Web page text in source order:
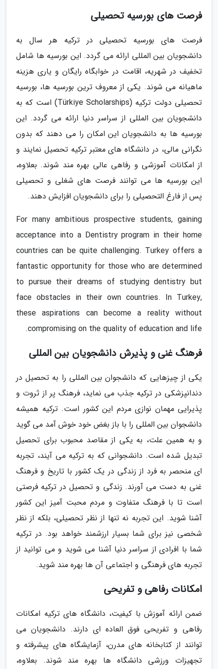
فرصت های بورسیه تحصیلی
فرصت های بورسیه تحصیلی در ترکیه هر سال به
دانشجویان بین المللی ارائه می گردد. این بورسیه ها شامل
تخفیف در شهریه، اقامت در خوابگاه رایگان و یاری هزینه
ماهیانه می شوند. یکی از معروف ترین بورسیه ها، بورسیه
تحصیلی دولت ترکیه (Türkiye Scholarships) است که به
دانشجویان بین المللی از سراسر دنیا ارائه می گردد. این
بورسیه ها به دانشجویان این امکان را می دهند که بدون
نگرانی مالی، در دانشگاه های معتبر ترکیه تحصیل نمایند و
از امکانات آموزشی و رفاهی عالی بهره مند شوند. بعلاوه،
این بورسیه ها می توانند فرصت های شغلی و تحصیلی
پس از فارغ التحصیلی را برای دانشجویان افزایش دهند.
For many ambitious prospective students, gaining
acceptance into a Dentistry program in their home
countries can be quite challenging. Turkey offers a
fantastic opportunity for those who are determined
to pursue their dreams of studying dentistry but
face obstacles in their own countries. In Turkey,
these aspirations can become a reality without
compromising on the quality of education and life.
فرهنگ غنی و پذیرش دانشجویان بین المللی
یکی از چیزهایی که دانشجوان بین المللی را به تحصیل در
دندانپزشکی در ترکیه جذب می نماید، فرهنگ پر از ثروت و
پذیرایی مهمان نوازی مردم این کشور است. ترکیه همیشه
دانشجوان بین المللی را با باز بغض خود خوش آمد می گوید
و به همین علت، به یکی از مقاصد محبوب برای تحصیل
تبدیل شده است. دانشجوانی که به ترکیه می آیند، تجربه
ای منحصر به فرد از زندگی در یک کشور با تاریخ و فرهنگ
غنی به دست می آورند. زندگی و تحصیل در ترکیه فرصتی
است تا با فرهنگ متفاوت و مردم محبت آمیز این کشور
آشنا شوید. این تجربه نه تنها از نظر تحصیلی، بلکه از نظر
شخصی نیز برای شما بسیار ارزشمند خواهد بود. در ترکیه
شما با افرادی از سراسر دنیا آشنا می شوید و می توانید از
تجربه های فرهنگی و اجتماعی آن ها بهره مند شوید.
امکانات رفاهی و تفریحی
ضمن ارائه آموزش با کیفیت، دانشگاه های ترکیه امکانات
رفاهی و تفریحی فوق العاده ای دارند. دانشجویان می
توانند از کتابخانه های مدرن، آزمایشگاه های پیشرفته و
تجهیزات ورزشی دانشگاه ها بهره مند شوند. بعلاوه،